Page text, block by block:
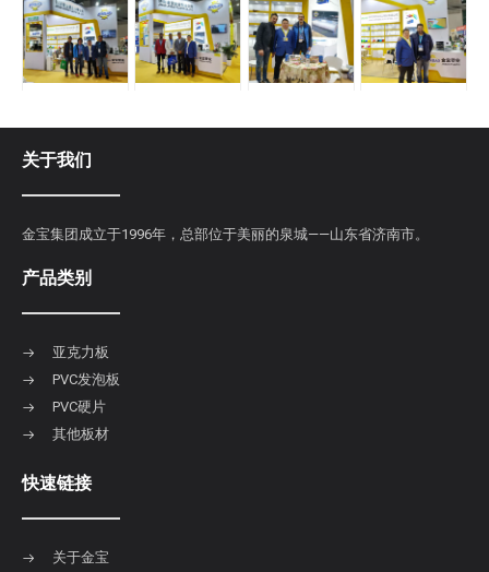
关于我们
金宝集团成立于1996年，总部位于美丽的泉城——山东省济南市。
产品类别
亚克力板
PVC发泡板
PVC硬片
其他板材
快速链接
关于金宝